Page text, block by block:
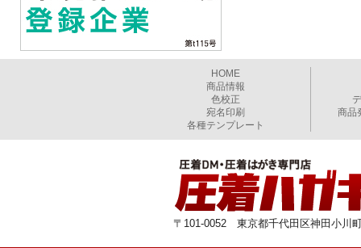
HOME
商品情報
色校正
宛名印刷
各種テンプレート
商品
〒101-0052 東京都千代田区神田小川